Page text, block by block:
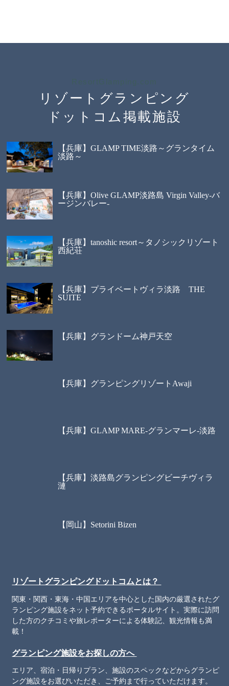
リゾートグランピング
ドットコム掲載施設
【兵庫】GLAMP TIME淡路～グランタイム
淡路～
【兵庫】Olive GLAMP淡路島 Virgin Valley-バ
ージンバレー-
【兵庫】tanoshic resort～タノシックリゾート
西紀荘
【兵庫】プライベートヴィラ淡路 THE
SUITE
【兵庫】グランドーム神戸天空
【兵庫】グランピングリゾートAwaji
【兵庫】GLAMP MARE-グランマーレ-淡路
【兵庫】淡路島グランピングビーチヴィラ
漣
【岡山】Setorini Bizen
リゾートグランピングドットコムとは？
関東・関西・東海・中国エリアを中心とした国内の厳選されたグ
ランピング施設をネット予約できるポータルサイト。実際に訪問
した方のクチコミや旅レポーターによる体験記、観光情報も満
載！
グランピング施設をお探しの方へ
エリア、宿泊・日帰りプラン、施設のスペックなどからグランピ
ング施設をお選びいただき、ご予約まで行っていただけます。